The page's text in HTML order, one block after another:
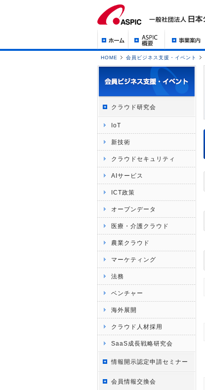
HOME 会員ビジネス支援・イベント
クラウド研究会
IoT
新技術
クラウドセキュリティ
AIサービス
ICT政策
オープンデータ
医療・介護クラウド
農業クラウド
マーケティング
法務
ベンチャー
海外展開
クラウド人材採用
SaaS成長戦略研究会
情報開示認定申請セミナー
会員情報交換会